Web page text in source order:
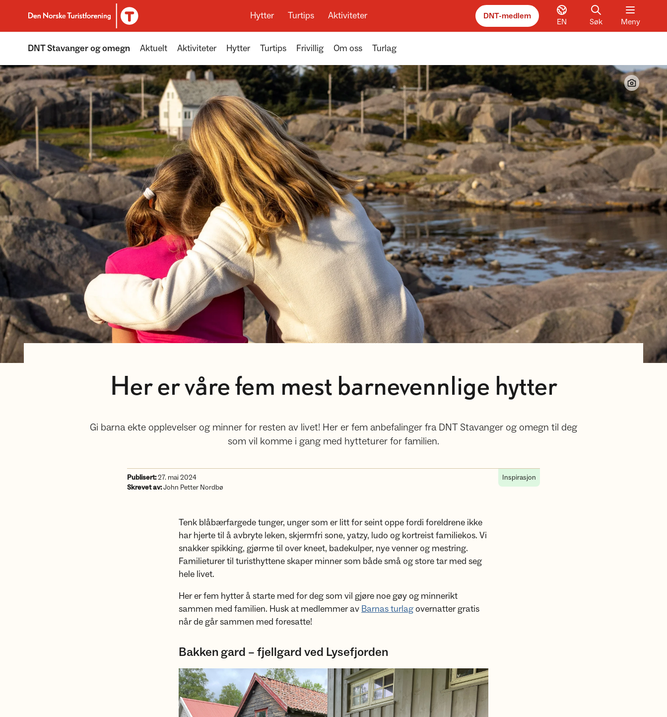
Til DNT.no forside
Hytter Turtips Aktiviteter DNT-medlem
EN Søk Meny
DNT Stavanger og omegn Aktuelt Aktiviteter Hytter Turtips Frivillig Om oss Turlag
Her er våre fem mest barnevennlige hytter
Gi barna ekte opplevelser og minner for resten av livet! Her er fem anbefalinger fra DNT Stavanger og omegn til deg
som vil komme i gang med hytteturer for familien.
Publisert:27. mai 2024
Skrevet av:John Petter Nordbø
Inspirasjon
Tenk blåbærfargede tunger, unger som er litt for seint oppe fordi foreldrene ikke
har hjerte til å avbryte leken, skjermfri sone, yatzy, ludo og kortreist familiekos. Vi
snakker spikking, gjørme til over kneet, badekulper, nye venner og mestring.
Familieturer til turisthyttene skaper minner som både små og store tar med seg
hele livet.
Her er fem hytter å starte med for deg som vil gjøre noe gøy og minnerikt
sammen med familien. Husk at medlemmer av Barnas turlagovernatter gratis
når de går sammen med foresatte!
Bakken gard – fjellgard ved Lysefjorden